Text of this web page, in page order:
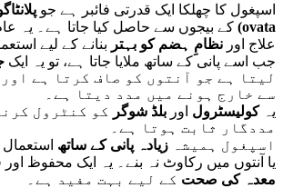
اسپغول کا چھلکا ایک قدرتی فائبر ہے جو
ovata) کے بیجوں سے حاصل کیا جاتا ہے۔ یہ
علاج اور نظامِ ہضم کو بہتر بنانے کے لیے
جب اسے پانی کے ساتھ ملایا جاتا ہے، تو یہ ایک
لیتا ہے جو آنتوں کو صاف کرتا ہے
سے خارج ہونے میں مدد دیتا ہے۔
یہکولیسٹرول اور بلڈ شوگر
کو کنٹرول
مددگار ثابت ہوتا ہے۔
اسپغول ہمیشہ زیادہ پانی کے ساتھ
یا آنتوں میں رکاوٹ نہ بنے۔ یہ ایک محفوظ
معدہ کی صحت کے لیے بہت مفید ہے۔